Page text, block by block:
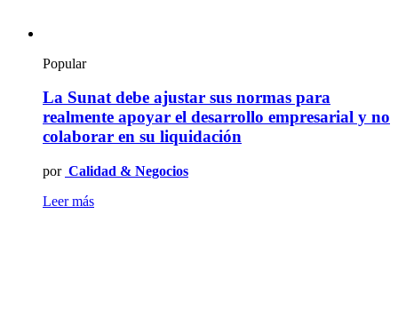
Popular
La Sunat debe ajustar sus normas para
realmente apoyar el desarrollo empresarial y no
colaborar en su liquidación
por Calidad & Negocios
Leer más